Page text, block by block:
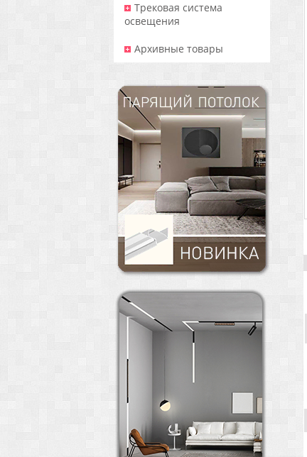
Трековая система
освещения
Архивные товары